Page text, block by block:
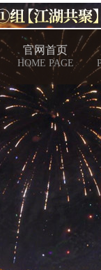
官网首页
HOME PAGE